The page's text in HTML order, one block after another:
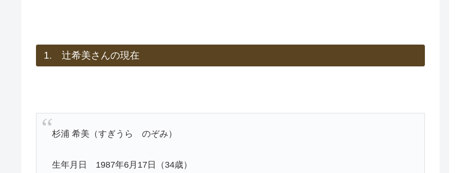
1. 辻希美さんの現在
杉浦 希美（すぎうら のぞみ）
生年月日 1987年6月17日（34歳）